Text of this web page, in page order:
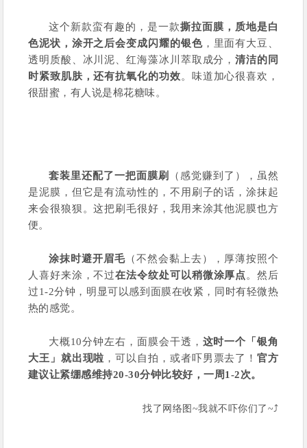
这个新款蛮有趣的，是一款撕拉面膜，质地是白
色泥状，涂开之后会变成闪耀的银色，里面有大豆、
透明质酸、冰川泥、红海藻冰川萃取成分，清洁的同
时紧致肌肤，还有抗氧化的功效。味道加心很喜欢，
很甜蜜，有人说是棉花糖味。
套装里还配了一把面膜刷
（感觉赚到了），虽然
是泥膜，但它是有流动性的，不用刷子的话，涂抹起
来会很狼狈。这把刷毛很好，我用来涂其他泥膜也方
便。
涂抹时避开眉毛 （不然会黏上去），厚薄按照个
人喜好来涂，不过在法令纹处可以稍微涂厚点。然后
过1-2分钟，明显可以感到面膜在收紧，同时有轻微热
热的感觉。
大概10分钟左右，面膜会干透， 这时一个「银角
大王」就出现啦 ，可以自拍，或者吓男票去了！官方
建议让紧绷感维持20-30分钟比较好，一周1-2次。
找了网络图~我就不吓你们了~⤴️